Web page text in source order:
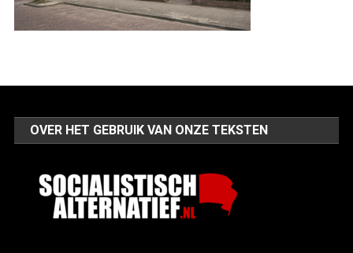
OVER HET GEBRUIK VAN ONZE TEKSTEN